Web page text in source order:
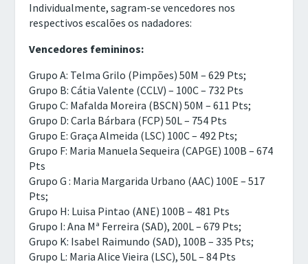
Individualmente, sagram-se vencedores nos
respectivos escalões os nadadores:
Vencedores femininos:
Grupo A: Telma Grilo (Pimpões) 50M – 629 Pts;
Grupo B: Cátia Valente (CCLV) – 100C – 732 Pts
Grupo C: Mafalda Moreira (BSCN) 50M – 611 Pts;
Grupo D: Carla Bárbara (FCP) 50L – 754 Pts
Grupo E: Graça Almeida (LSC) 100C – 492 Pts;
Grupo F: Maria Manuela Sequeira (CAPGE) 100B – 674
Pts
Grupo G : Maria Margarida Urbano (AAC) 100E – 517
Pts;
Grupo H: Luisa Pintao (ANE) 100B – 481 Pts
Grupo I: Ana Mª Ferreira (SAD), 200L – 679 Pts;
Grupo K: Isabel Raimundo (SAD), 100B – 335 Pts;
Grupo L: Maria Alice Vieira (LSC), 50L – 84 Pts